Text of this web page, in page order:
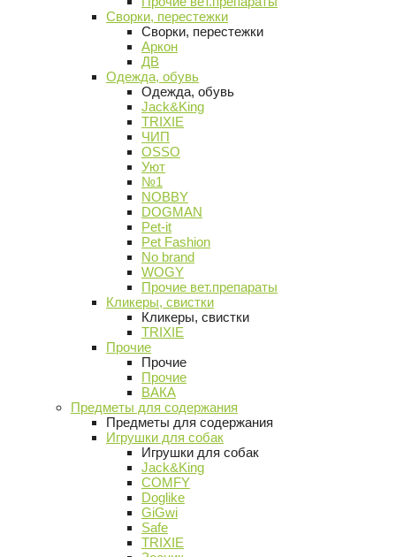
Сворки, перестежки
Сворки, перестежки
Аркон
ДВ
Одежда, обувь
Одежда, обувь
Jack&King
TRIXIE
ЧИП
OSSO
Уют
№1
NOBBY
DOGMAN
Pet-it
Pet Fashion
No brand
WOGY
Прочие вет.препараты
Кликеры, свистки
Кликеры, свистки
TRIXIE
Прочие
Прочие
Прочие
ВАКА
Предметы для содержания
Предметы для содержания
Игрушки для собак
Игрушки для собак
Jack&King
COMFY
Doglike
GiGwi
Safe
TRIXIE